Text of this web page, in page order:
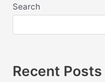
Search
Recent Posts